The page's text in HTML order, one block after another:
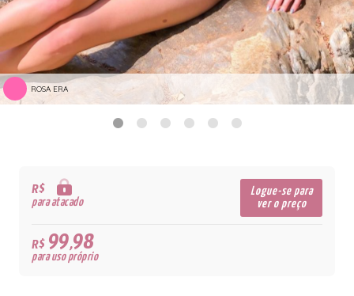
ROSA ERA
R$
para atacado
Logue-se para
ver o preço
R$99,98
para uso próprio